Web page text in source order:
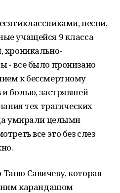
песни,
учащейся 9 класса
хроникально-
- все было пронизано
к бессмертному
болью, застрявшей
тех трагических
умирали целыми
все это без слез
Савичеву, которая
карандашом